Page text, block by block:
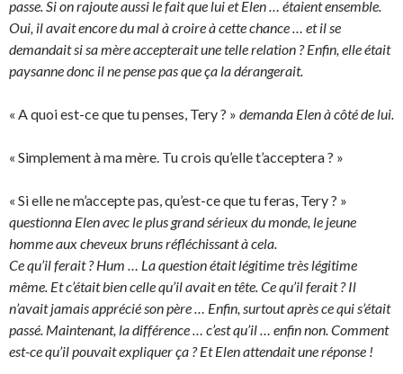
passe. Si on rajoute aussi le fait que lui et Elen … étaient ensemble.
Oui, il avait encore du mal à croire à cette chance … et il se
demandait si sa mère accepterait une telle relation ? Enfin, elle était
paysanne donc il ne pense pas que ça la dérangerait.
« A quoi est-ce que tu penses, Tery ? » demanda Elen à côté de lui.
« Simplement à ma mère. Tu crois qu’elle t’acceptera ? »
« Si elle ne m’accepte pas, qu’est-ce que tu feras, Tery ? »
questionna Elen avec le plus grand sérieux du monde, le jeune
homme aux cheveux bruns réfléchissant à cela.
Ce qu’il ferait ? Hum … La question était légitime très légitime
même. Et c’était bien celle qu’il avait en tête. Ce qu’il ferait ? Il
n’avait jamais apprécié son père … Enfin, surtout après ce qui s’était
passé. Maintenant, la différence … c’est qu’il … enfin non. Comment
est-ce qu’il pouvait expliquer ça ? Et Elen attendait une réponse !